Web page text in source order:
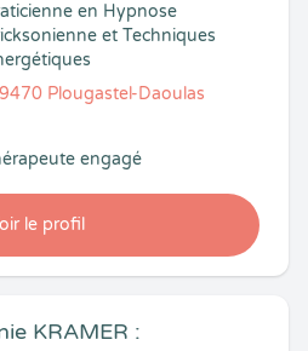
en Hypnose
et Techniques
Plougastel-Daoulas
le profil
engagé
KRAMER :